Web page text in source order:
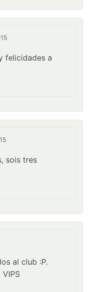
felicidades a
sois tres
al club :P.